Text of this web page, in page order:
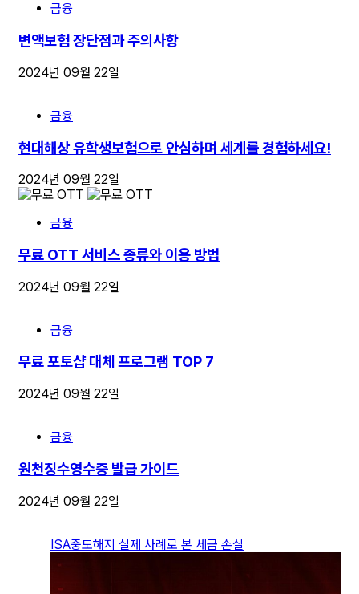
금융
변액보험 장단점과 주의사항
2024년 09월 22일
금융
현대해상 유학생보험으로 안심하며 세계를 경험하세요!
2024년 09월 22일
금융
무료 OTT 서비스 종류와 이용 방법
2024년 09월 22일
금융
무료 포토샵 대체 프로그램 TOP 7
2024년 09월 22일
금융
원천징수영수증 발급 가이드
2024년 09월 22일
ISA중도해지 실제 사례로 본 세금 손실